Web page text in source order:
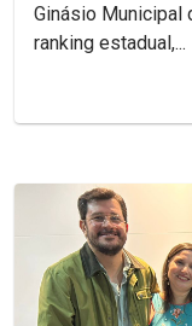
Ginásio Municipal
ranking estadual,...